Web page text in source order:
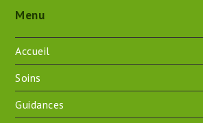
Menu
Accueil
Soins
Guidances